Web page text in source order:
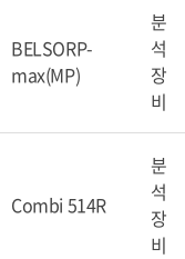
BELSORP-
max(MP)
분
석
장
비
Combi 514R
분
석
장
비